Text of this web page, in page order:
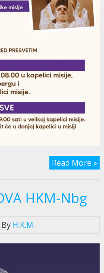
Read More »
HKM-Nbg
H.K.M.